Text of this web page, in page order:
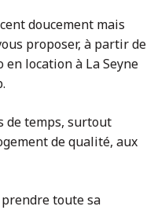
doucement mais
proposer, à partir de
location à La Seyne
de temps, surtout
de qualité, aux
toute sa